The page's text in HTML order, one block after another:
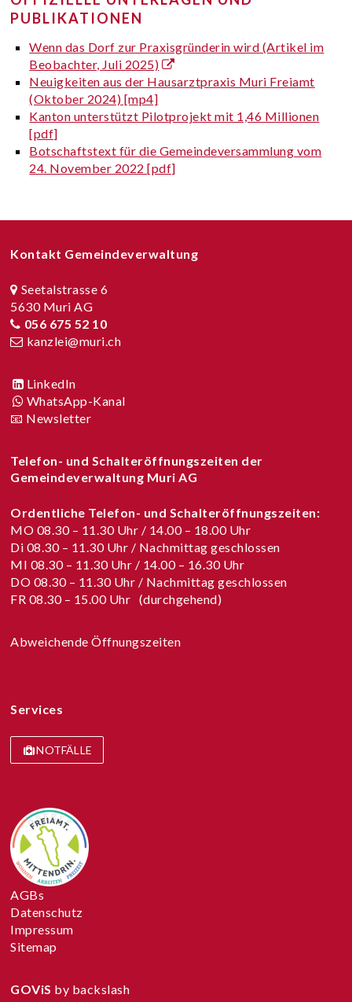
PUBLIKATIONEN
Wenn das Dorf zur Praxisgründerin wird (Artikel im
Beobachter, Juli 2025)
Neuigkeiten aus der Hausarztpraxis Muri Freiamt
(Oktober 2024) [mp4]
Kanton unterstützt Pilotprojekt mit 1,46 Millionen
[pdf]
Botschaftstext für die Gemeindeversammlung vom
24. November 2022 [pdf]
Kontakt Gemeindeverwaltung
Seetalstrasse 6
5630 Muri AG
056 675 52 10
kanzlei@muri.ch
LinkedIn
WhatsApp-Kanal
📧 Newsletter
Telefon- und Schalteröffnungszeiten der
Gemeindeverwaltung Muri AG
Ordentliche Telefon- und Schalteröffnungszeiten:
MO 08.30 – 11.30 Uhr / 14.00 – 18.00 Uhr
Di 08.30 – 11.30 Uhr / Nachmittag geschlossen
MI 08.30 – 11.30 Uhr / 14.00 – 16.30 Uhr
DO 08.30 – 11.30 Uhr / Nachmittag geschlossen
FR 08.30 – 15.00 Uhr (durchgehend)
Abweichende Öffnungszeiten
Services
NOTFÄLLE
AGBs
Datenschutz
Impressum
Sitemap
GOViS by backslash